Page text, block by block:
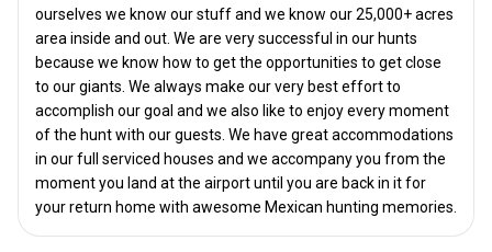
ourselves we know our stuff and we know our 25,000+ acres
area inside and out. We are very successful in our hunts
because we know how to get the opportunities to get close
to our giants. We always make our very best effort to
accomplish our goal and we also like to enjoy every moment
of the hunt with our guests. We have great accommodations
in our full serviced houses and we accompany you from the
moment you land at the airport until you are back in it for
your return home with awesome Mexican hunting memories.